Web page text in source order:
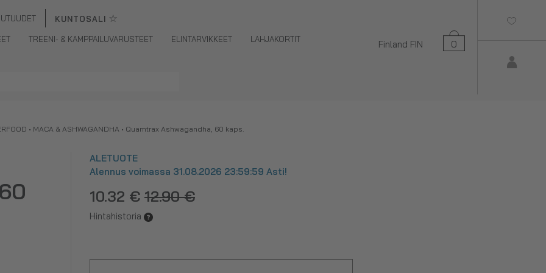
KUNTOSALI ☆
TREENI- & KAMPPAILUVARUSTEET ELINTARVIKKEET LAHJAKORTIT 0
Finland FIN
• MACA & ASHWAGANDHA • Quamtrax Ashwagandha, 60 kaps.
ALETUOTE
Alennus voimassa 31.08.2026 23:59:59 Asti!
10.32 € 12.90 €
Hintahistoria